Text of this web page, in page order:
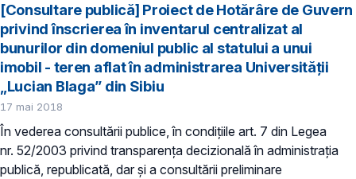
[Consultare publică] Proiect de Hotărâre de Guvern
privind înscrierea în inventarul centralizat al
bunurilor din domeniul public al statului a unui
imobil - teren aflat în administrarea Universității
„Lucian Blaga” din Sibiu
17 mai 2018
În vederea consultării publice, în condițiile art. 7 din Legea
nr. 52/2003 privind transparența decizională în administrația
publică, republicată, dar și a consultării preliminare